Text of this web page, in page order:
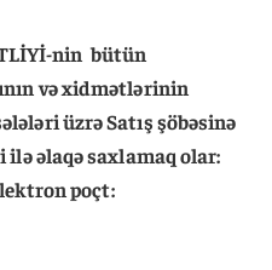
nin bütün
və xidmətlərinin
üzrə Satış şöbəsinə
ilə əlaqə saxlamaq olar:
poçt: